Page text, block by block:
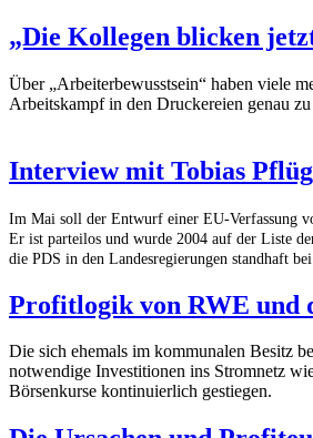
„Die Kollegen blicken
Über „Arbeiterbewusstsein“ haben viele
Arbeitskampf in den Druckereien genau
Interview mit Tobias
Im Mai soll der Entwurf einer EU-Verfassung
Er ist parteilos und wurde 2004 auf der Liste
die PDS in den Landesregierungen standhaft
Profitlogik von RWE und
Die sich ehemals im kommunalen Besitz
notwendige Investitionen ins Stromnetz
Börsenkurse kontinuierlich gestiegen.